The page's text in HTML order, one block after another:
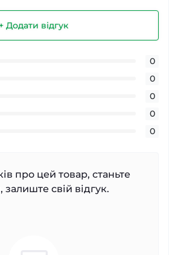
+ Додати відгук
0
0
0
0
0
про цей товар, станьте
свій відгук.